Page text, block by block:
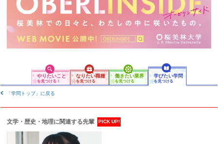
やりたいこと
を見つける！
なりたい職種
を見つける
働きたい業界
を見つける
学びたい学問
を見つける
「学問トップ」に戻る
文学・歴史・地理に関連する先輩 PICK UP!